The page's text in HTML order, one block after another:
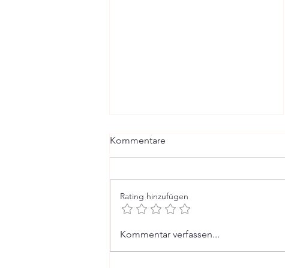
Schnelle Linderung von
Kommentare
Rating hinzufügen
Kommentar verfassen...